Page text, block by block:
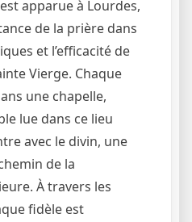
apparue à Lourdes,
de la prière dans
et l’efficacité de
Vierge. Chaque
une chapelle,
lue dans ce lieu
avec le divin, une
de la
À travers les
fidèle est